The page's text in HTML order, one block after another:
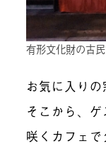
有形文化財の古
お気に入り
そこから、ゲ
咲くカフェで